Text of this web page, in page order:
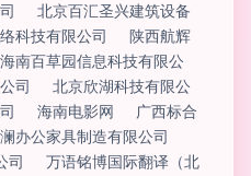
北京百汇圣兴建筑设备
科技有限公司
陕西航辉
海南百草园信息科技有限公
司
北京欣湖科技有限公
海南电影网
广西标合
办公家具制造有限公司
司
万语铭博国际翻译（北